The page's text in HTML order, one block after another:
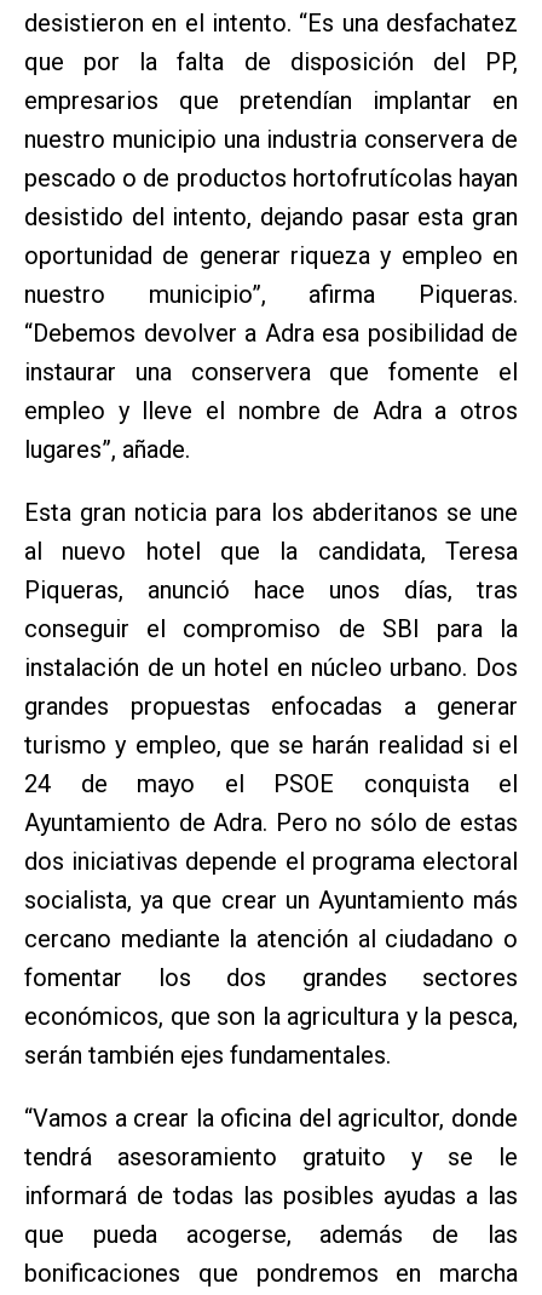
desistieron en el intento. “Es una desfachatez
que por la falta de disposición del PP,
empresarios que pretendían implantar en
nuestro municipio una industria conservera de
pescado o de productos hortofrutícolas hayan
desistido del intento, dejando pasar esta gran
oportunidad de generar riqueza y empleo en
nuestro municipio”, afirma Piqueras.
“Debemos devolver a Adra esa posibilidad de
instaurar una conservera que fomente el
empleo y lleve el nombre de Adra a otros
lugares”, añade.
Esta gran noticia para los abderitanos se une
al nuevo hotel que la candidata, Teresa
Piqueras, anunció hace unos días, tras
conseguir el compromiso de SBI para la
instalación de un hotel en núcleo urbano. Dos
grandes propuestas enfocadas a generar
turismo y empleo, que se harán realidad si el
24 de mayo el PSOE conquista el
Ayuntamiento de Adra. Pero no sólo de estas
dos iniciativas depende el programa electoral
socialista, ya que crear un Ayuntamiento más
cercano mediante la atención al ciudadano o
fomentar los dos grandes sectores
económicos, que son la agricultura y la pesca,
serán también ejes fundamentales.
“Vamos a crear la oficina del agricultor, donde
tendrá asesoramiento gratuito y se le
informará de todas las posibles ayudas a las
que pueda acogerse, además de las
bonificaciones que pondremos en marcha